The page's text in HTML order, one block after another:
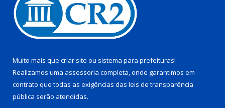
Muito mais que criar site ou sistema para prefeituras!
Realizamos uma assessoria completa, onde garantimos em
contrato que todas as exigências das leis de transparência
pública serão atendidas.